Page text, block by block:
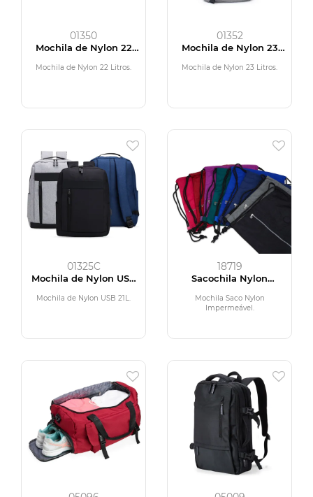
01350
Mochila de Nylon 22
Mochila de Nylon 22 Litros.
01352
Mochila de Nylon 23
Mochila de Nylon 23 Litros.
01325C
Mochila de Nylon USB
Mochila de Nylon USB 21L.
18719
Sacochila Nylon
Mochila Saco Nylon
Impermeável.